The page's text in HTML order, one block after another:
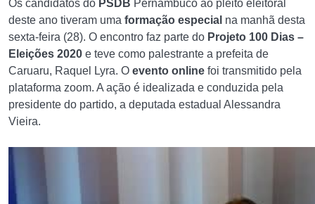
Os candidatos do PSDB Pernambuco ao pleito eleitoral
deste ano tiveram uma formação especial na manhã desta
sexta-feira (28). O encontro faz parte do Projeto 100 Dias –
Eleições 2020 e teve como palestrante a prefeita de
Caruaru, Raquel Lyra. O evento online foi transmitido pela
plataforma zoom. A ação é idealizada e conduzida pela
presidente do partido, a deputada estadual Alessandra
Vieira.